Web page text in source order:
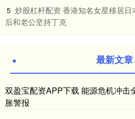
5 炒股杠杆配资 香港知名女星移居
后和老公坚持丁克
最新文章
双盈宝配资APP下载 能源危机冲击
胀警报